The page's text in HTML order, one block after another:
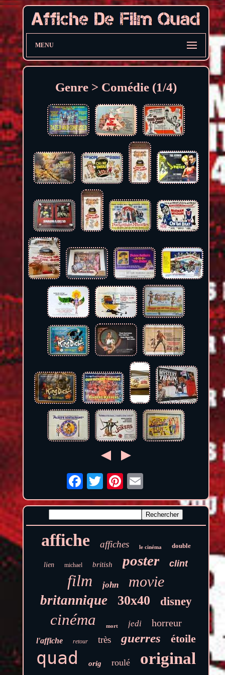
MENU
Genre > Comédie (1/4)
affiche affiches le cinéma double
lien michael british poster clint
film john movie
britannique 30x40 disney
cinéma mort jedi horreur
l'affiche retour très guerres étoile
quad orig roulé original